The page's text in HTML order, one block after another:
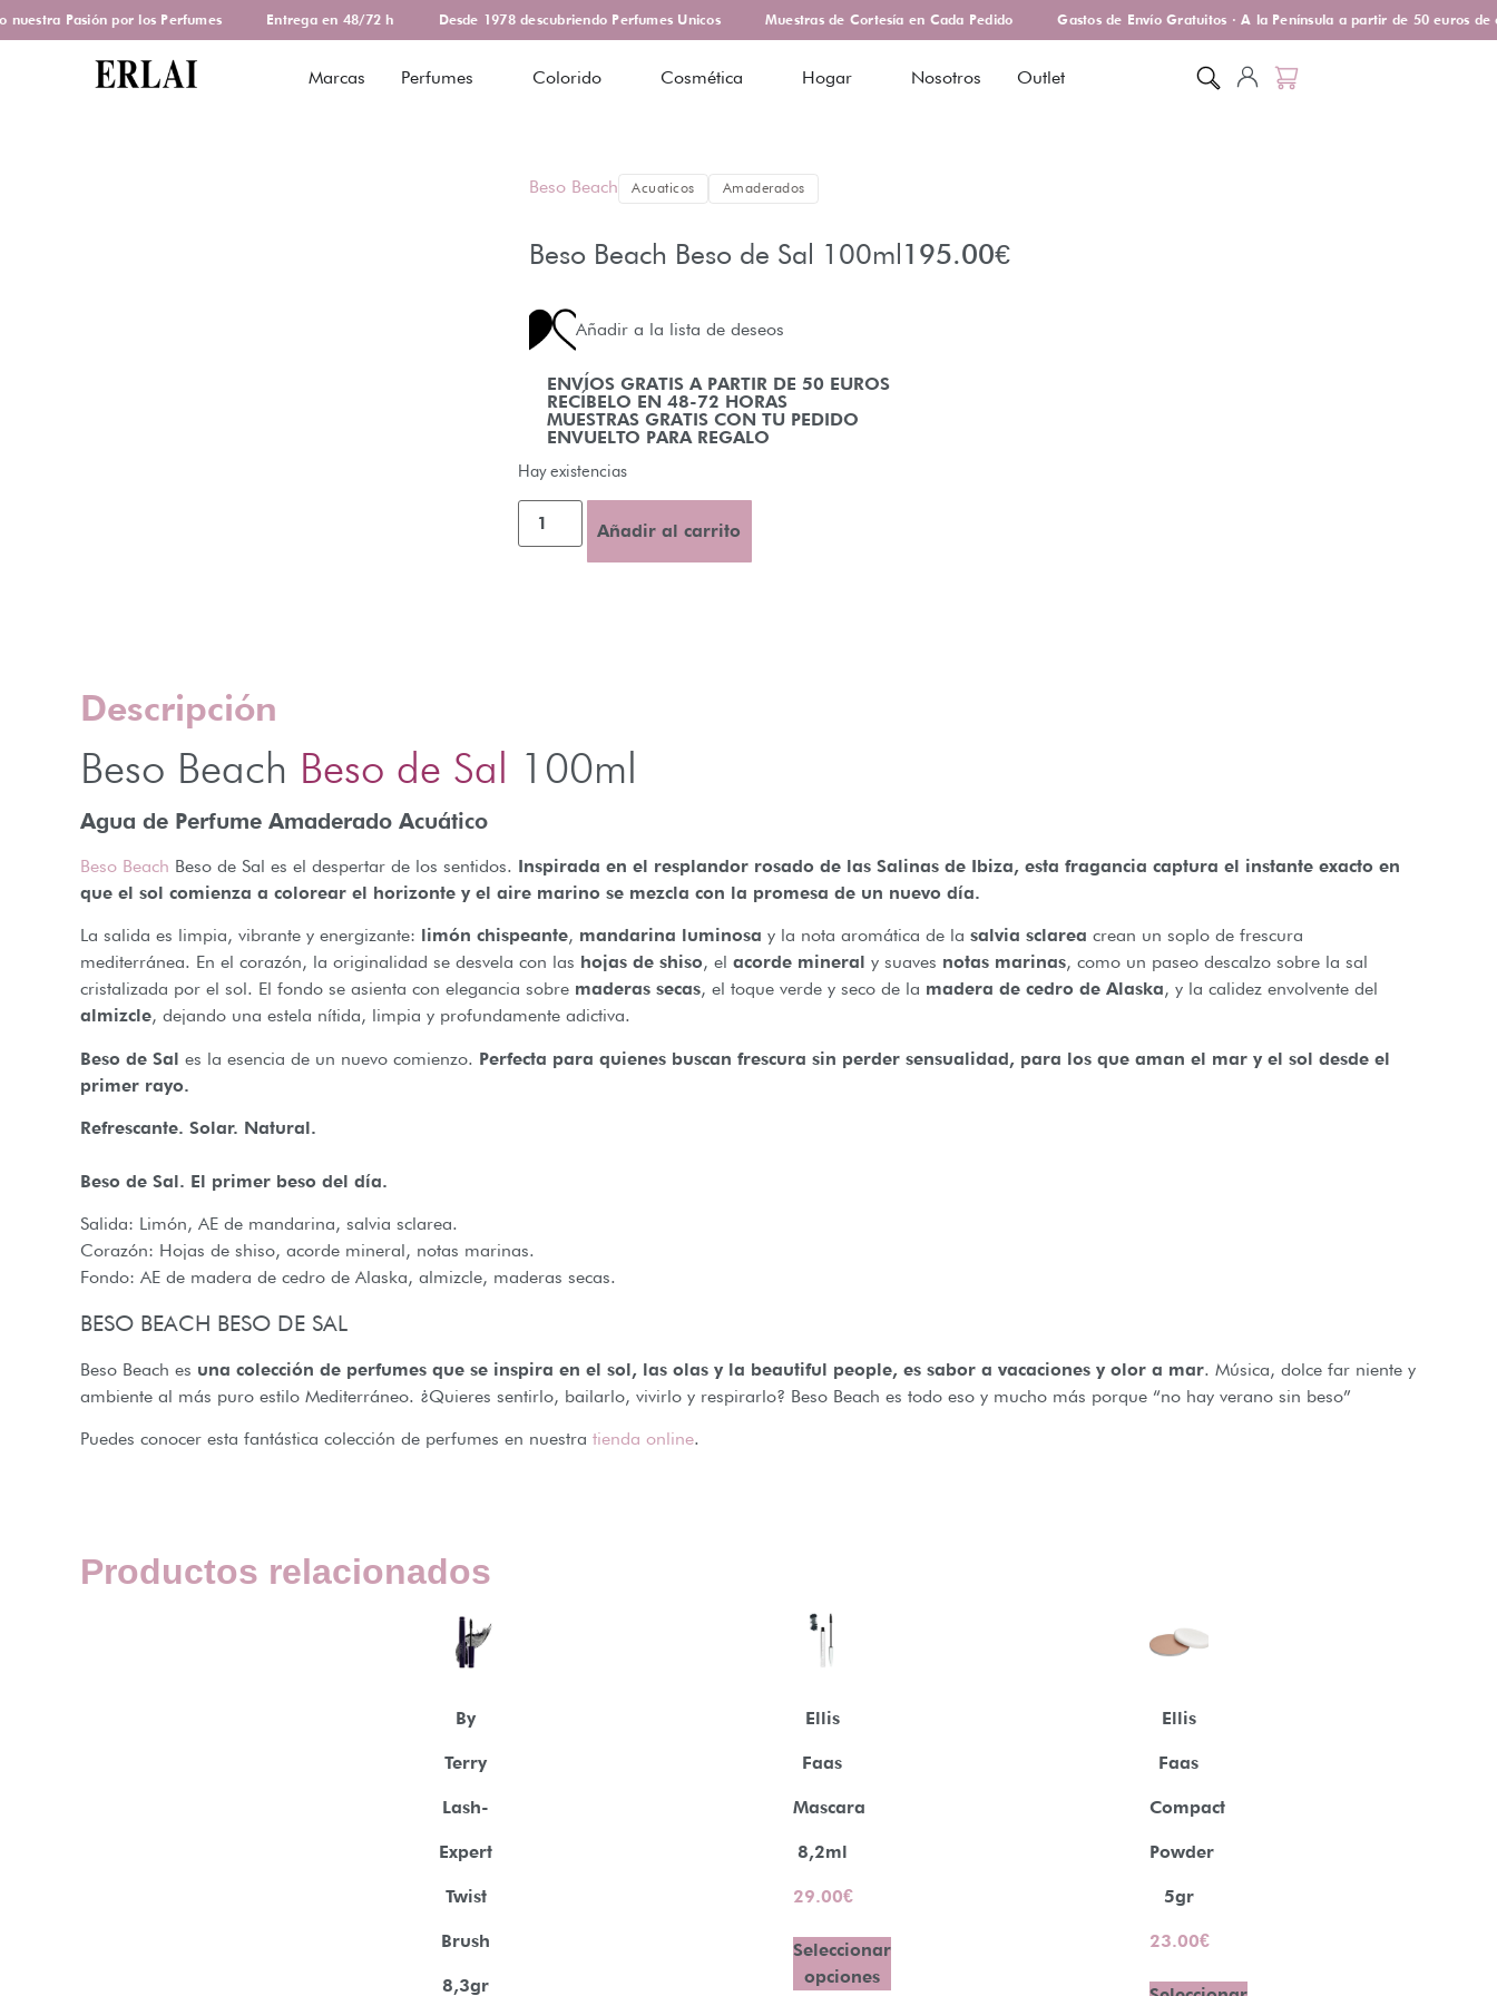
Pasión por los Perfumes Entrega en 48/72 h Desde 1978 descubriendo Perfumes Unicos Muestras de Cortesía en Cada Pedido Gastos de Envío Gratuitos · A la Península a partir de 50 euros de
Marcas Perfumes Colorido Cosmética Hogar Nosotros Outlet
Beso Beach Acuaticos Amaderados
Beso Beach Beso de Sal 100ml195.00€
Añadir a la lista de deseos
ENVÍOS GRATIS A PARTIR DE 50 EUROS
RECÍBELO EN 48-72 HORAS
MUESTRAS GRATIS CON TU PEDIDO
ENVUELTO PARA REGALO
Hay existencias
Añadir al carrito
Descripción
Beso Beach Beso de Sal 100ml
Agua de Perfume Amaderado Acuático
Beso Beach Beso de Sal es el despertar de los sentidos. Inspirada en el resplandor rosado de las Salinas de Ibiza, esta fragancia captura el instante exacto en
que el sol comienza a colorear el horizonte y el aire marino se mezcla con la promesa de un nuevo día.
La salida es limpia, vibrante y energizante: limón chispeante, mandarina luminosa y la nota aromática de la salvia sclarea crean un soplo de frescura
mediterránea. En el corazón, la originalidad se desvela con las hojas de shiso, el acorde mineral y suaves notas marinas, como un paseo descalzo sobre la sal
cristalizada por el sol. El fondo se asienta con elegancia sobre maderas secas, el toque verde y seco de la madera de cedro de Alaska, y la calidez envolvente del
almizcle, dejando una estela nítida, limpia y profundamente adictiva.
Beso de Sal es la esencia de un nuevo comienzo. Perfecta para quienes buscan frescura sin perder sensualidad, para los que aman el mar y el sol desde el
primer rayo.
Refrescante. Solar. Natural.
Beso de Sal. El primer beso del día.
Salida: Limón, AE de mandarina, salvia sclarea.
Corazón: Hojas de shiso, acorde mineral, notas marinas.
Fondo: AE de madera de cedro de Alaska, almizcle, maderas secas.
BESO BEACH BESO DE SAL
Beso Beach es una colección de perfumes que se inspira en el sol, las olas y la beautiful people, es sabor a vacaciones y olor a mar. Música, dolce far niente y
ambiente al más puro estilo Mediterráneo. ¿Quieres sentirlo, bailarlo, vivirlo y respirarlo? Beso Beach es todo eso y mucho más porque “no hay verano sin beso”
Puedes conocer esta fantástica colección de perfumes en nuestra tienda online.
Productos relacionados
By
Terry
Lash-
Expert
Twist
Brush
8,3gr
Ellis
Faas
Mascara
8,2ml
29.00€
Seleccionar
opciones
Ellis
Faas
Compact
Powder
5gr
23.00€